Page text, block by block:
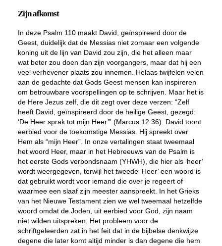
Zijn afkomst
In deze Psalm 110 maakt David, geïnspireerd door de
Geest, duidelijk dat de Messias niet zomaar een volgende
koning uit de lijn van David zou zijn, die het alleen maar
wat beter zou doen dan zijn voorgangers, maar dat hij een
veel verhevener plaats zou innemen. Helaas twijfelen velen
aan de gedachte dat Gods Geest mensen kan inspireren
om betrouwbare voorspellingen op te schrijven. Maar het is
de Here Jezus zelf, die dit zegt over deze verzen: “Zelf
heeft David, geïnspireerd door de heilige Geest, gezegd:
‘De Heer sprak tot mijn Heer’” (Marcus 12:36). David toont
eerbied voor de toekomstige Messias. Hij spreekt over
Hem als “mijn Heer”. In onze vertalingen staat tweemaal
het woord Heer, maar in het Hebreeuws van de Psalm is
het eerste Gods verbondsnaam (YHWH), die hier als ‘heer’
wordt weergegeven, terwijl het tweede ‘Heer’ een woord is
dat gebruikt wordt voor iemand die over je regeert of
waarmee een slaaf zijn meester aanspreekt. In het Grieks
van het Nieuwe Testament zien we wel tweemaal hetzelfde
woord omdat de Joden, uit eerbied voor God, zijn naam
niet wilden uitspreken. Het probleem voor de
schriftgeleerden zat in het feit dat in de bijbelse denkwijze
degene die later komt altijd minder is dan degene die hem